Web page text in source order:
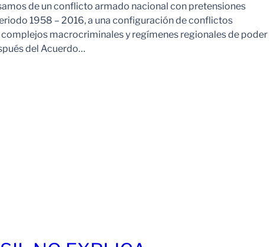
de un conflicto armado nacional con pretensiones
1958 – 2016, a una configuración de conflictos
macrocriminales y regímenes regionales de poder
del Acuerdo…